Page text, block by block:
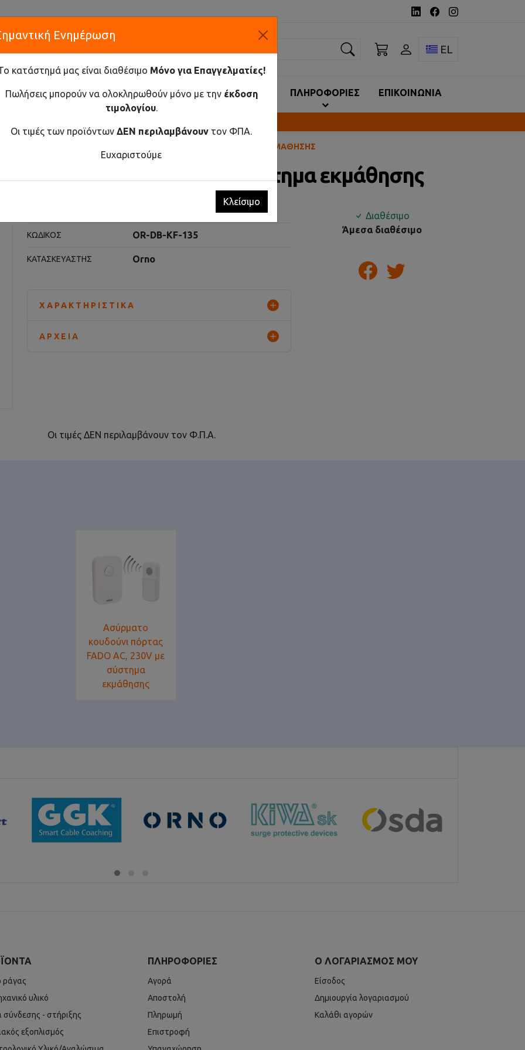
Toggle
EL
ΕΤΑΙΡΕΙΑ ΠΛΗΡΟΦΟΡΙΕΣ ΕΠΙΚΟΙΝΩΝΙΑ
ΑΣΎΡΜΑΤΟ ΚΟΥΔΟΎΝΙ ΠΌΡΤΑΣ FADO AC, 230V ΜΕ ΣΎΣΤΗΜΑ ΕΚΜΆΘΗΣΗΣ
FADO AC, 230V με σύστημα εκμάθησης
ΚΩΔΙΚΌΣ OR-DB-KF-135
ΚΑΤΑΣΚΕΥΑΣΤΉΣ Orno
ΧΑΡΑΚΤΗΡΙΣΤΙΚΆ
ΑΡΧΕΊΑ
Διαθέσιμο
Άμεσα διαθέσιμο
Οι τιμές ΔΕΝ περιλαμβάνουν τον Φ.Π.Α.
Ασύρματο
κουδούνι πόρτας
FADO AC, 230V με
σύστημα
εκμάθησης
ράγας
υλικό
σύνδεσης - στήριξης
εξοπλισμός
ΠΛΗΡΟΦΟΡΊΕΣ
Αγορά
Αποστολή
Πληρωμή
Επιστροφή
Ο ΛΟΓΑΡΙΑΣΜΌΣ ΜΟΥ
Είσοδος
Δημιουργία λογαριασμού
Καλάθι αγορών
Ενημέρωση
κατάστημά μας είναι διαθέσιμο Μόνο για Επαγγελματίες!
Πωλήσεις μπορούν να ολοκληρωθούν μόνο με την έκδοση
τιμολογίου.
Οι τιμές των προϊόντων ΔΕΝ περιλαμβάνουν τον ΦΠΑ.
Ευχαριστούμε
Κλείσιμο